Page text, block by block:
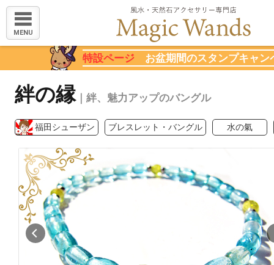
MENU
特設ページ お盆期間のスタンプキャン
絆の縁｜絆、魅力アップのバングル
福田シューザン ブレスレット・バングル 水の氣